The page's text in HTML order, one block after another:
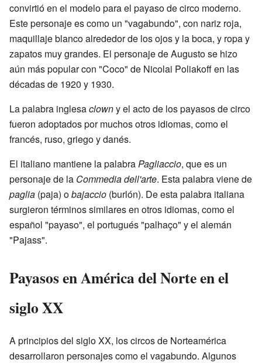
convirtió en el modelo para el payaso de circo moderno.
Este personaje es como un "vagabundo", con nariz roja,
maquillaje blanco alrededor de los ojos y la boca, y ropa y
zapatos muy grandes. El personaje de Augusto se hizo
aún más popular con "Coco" de Nicolai Poliakoff en las
décadas de 1920 y 1930.
La palabra inglesaclowny el acto de los payasos de circo
fueron adoptados por muchos otros idiomas, como el
francés, ruso, griego y danés.
El italiano mantiene la palabra Pagliaccio, que es un
personaje de la Commedia dell'arte. Esta palabra viene de
paglia (paja) obajaccio (burlón). De esta palabra italiana
surgieron términos similares en otros idiomas, como el
español "payaso", el portugués "palhaço" y el alemán
"Pajass".
Payasos en América del Norte en el
siglo XX
A principios del siglo XX, los circos de Norteamérica
desarrollaron personajes como el vagabundo. Algunos